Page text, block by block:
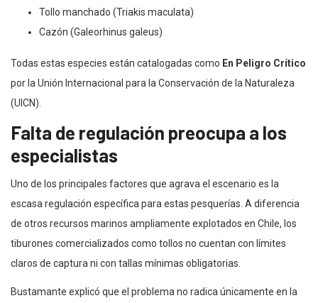
Tollo manchado (Triakis maculata)
Cazón (Galeorhinus galeus)
Todas estas especies están catalogadas como En Peligro Crítico
por la Unión Internacional para la Conservación de la Naturaleza
(UICN).
Falta de regulación preocupa a los
especialistas
Uno de los principales factores que agrava el escenario es la
escasa regulación específica para estas pesquerías. A diferencia
de otros recursos marinos ampliamente explotados en Chile, los
tiburones comercializados como tollos no cuentan con límites
claros de captura ni con tallas mínimas obligatorias.
Bustamante explicó que el problema no radica únicamente en la